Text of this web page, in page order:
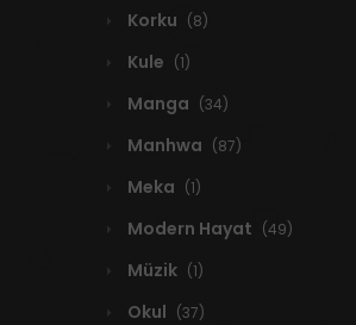
Korku (8)
Kule (1)
Manga (34)
Manhwa (87)
Meka (1)
Modern Hayat (49)
Müzik (1)
Okul (37)